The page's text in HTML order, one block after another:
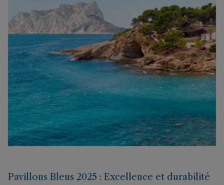
Pavillons Bleus 2025 : Excellence et durabilité